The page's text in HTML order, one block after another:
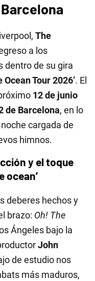
The
a los
dentro de su gira
Ocean Tour 2026’. El
12 de junio
de Barcelona, en lo
cargada de
himnos.
y el toque
ocean’
deberes hechos y
brazo: Oh! The
Ángeles bajo la
John
de estudio nos
más maduros,